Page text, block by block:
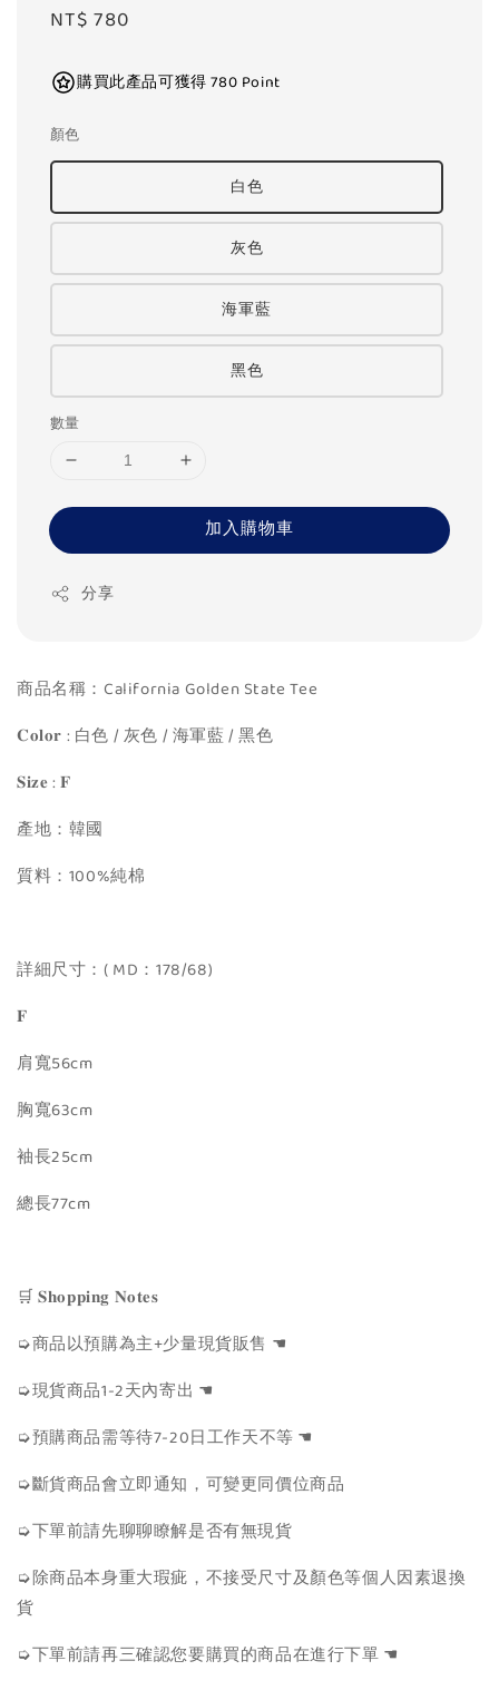
Regular
NT$ 780
購買此產品可獲得 780 Point
顏色
白色
灰色
海軍藍
黑色
數量
加入購物車
分享
商品名稱：California Golden State Tee
𝐂𝐨𝐥𝐨𝐫 : 白色 / 灰色 / 海軍藍 / 黑色
𝐒𝐢𝐳𝐞 : 𝐅
產地：韓國
質料：100%純棉
詳細尺寸：( MD：178/68)
𝐅
肩寬56cm
胸寬63cm
袖長25cm
總長77cm
🛒 𝐒𝐡𝐨𝐩𝐩𝐢𝐧𝐠 𝐍𝐨𝐭𝐞𝐬
➭商品以預購為主+少量現貨販售 ☚
➭現貨商品1-2天內寄出 ☚
➭預購商品需等待7-20日工作天不等 ☚
➭斷貨商品會立即通知，可變更同價位商品
➭下單前請先聊聊瞭解是否有無現貨
➭除商品本身重大瑕疵，不接受尺寸及顏色等個人因素退換
貨
➭下單前請再三確認您要購買的商品在進行下單 ☚